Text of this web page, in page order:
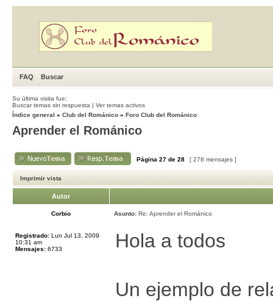
FAQ Buscar
Su última visita fue:
Buscar temas sin respuesta | Ver temas activos
Índice general » Club del Románico » Foro Club del Románico
Aprender el Románico
Página 27 de 28 [ 278 mensajes ]
Imprimir vista
Autor
Corbio Asunto: Re: Aprender el Románico
Registrado: Lun Jul 13, 2009
10:31 am
Mensajes: 6733 Hola a todos
Un ejemplo de